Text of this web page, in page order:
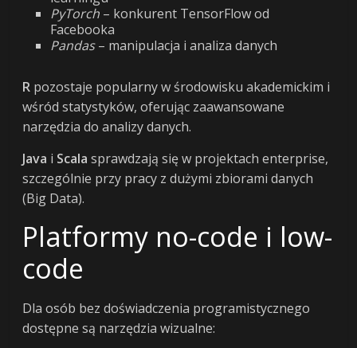
PyTorch – konkurent TensorFlow od
Facebooka
Pandas– manipulacja i analiza danych
R pozostaje popularny w środowisku akademickim i
wśród statystyków, oferując zaawansowane
narzędzia do analizy danych.
Java i Scala sprawdzają się w projektach enterprise,
szczególnie przy pracy z dużymi zbiorami danych
(Big Data).
Platformy no-code i low-
code
Dla osób bez doświadczenia programistycznego
dostępne są narzędzia wizualne: